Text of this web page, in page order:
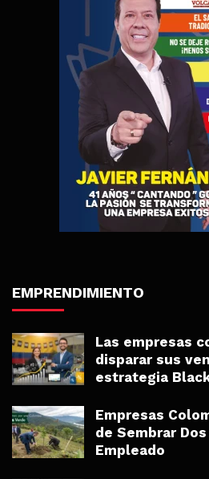
EMPRENDIMIENTO
Las empresas
disparar sus
estrategia
Empresas
de Sembrar
Empleado